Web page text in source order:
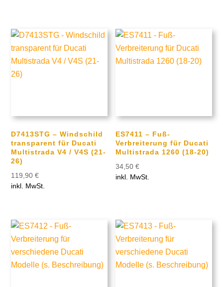
D7413STG – Windschild
transparent für Ducati
Multistrada V4 / V4S (21-
26)
119,90€
inkl. MwSt.
ES7411 – Fuß-
Verbreiterung für Ducati
Multistrada 1260 (18-20)
34,50€
inkl. MwSt.